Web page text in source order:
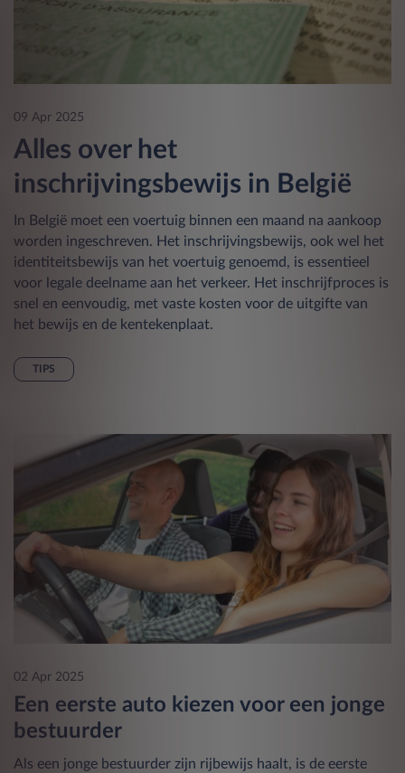
09 Apr 2025
Alles over het
inschrijvingsbewijs in België
In België moet een voertuig binnen een maand na aankoop
worden ingeschreven. Het inschrijvingsbewijs, ook wel het
identiteitsbewijs van het voertuig genoemd, is essentieel
voor legale deelname aan het verkeer. Het inschrijfproces is
snel en eenvoudig, met vaste kosten voor de uitgifte van
het bewijs en de kentekenplaat.
TIPS
02 Apr 2025
Een eerste auto kiezen voor een jonge
bestuurder
Als een jonge bestuurder zijn rijbewijs haalt, is de eerste